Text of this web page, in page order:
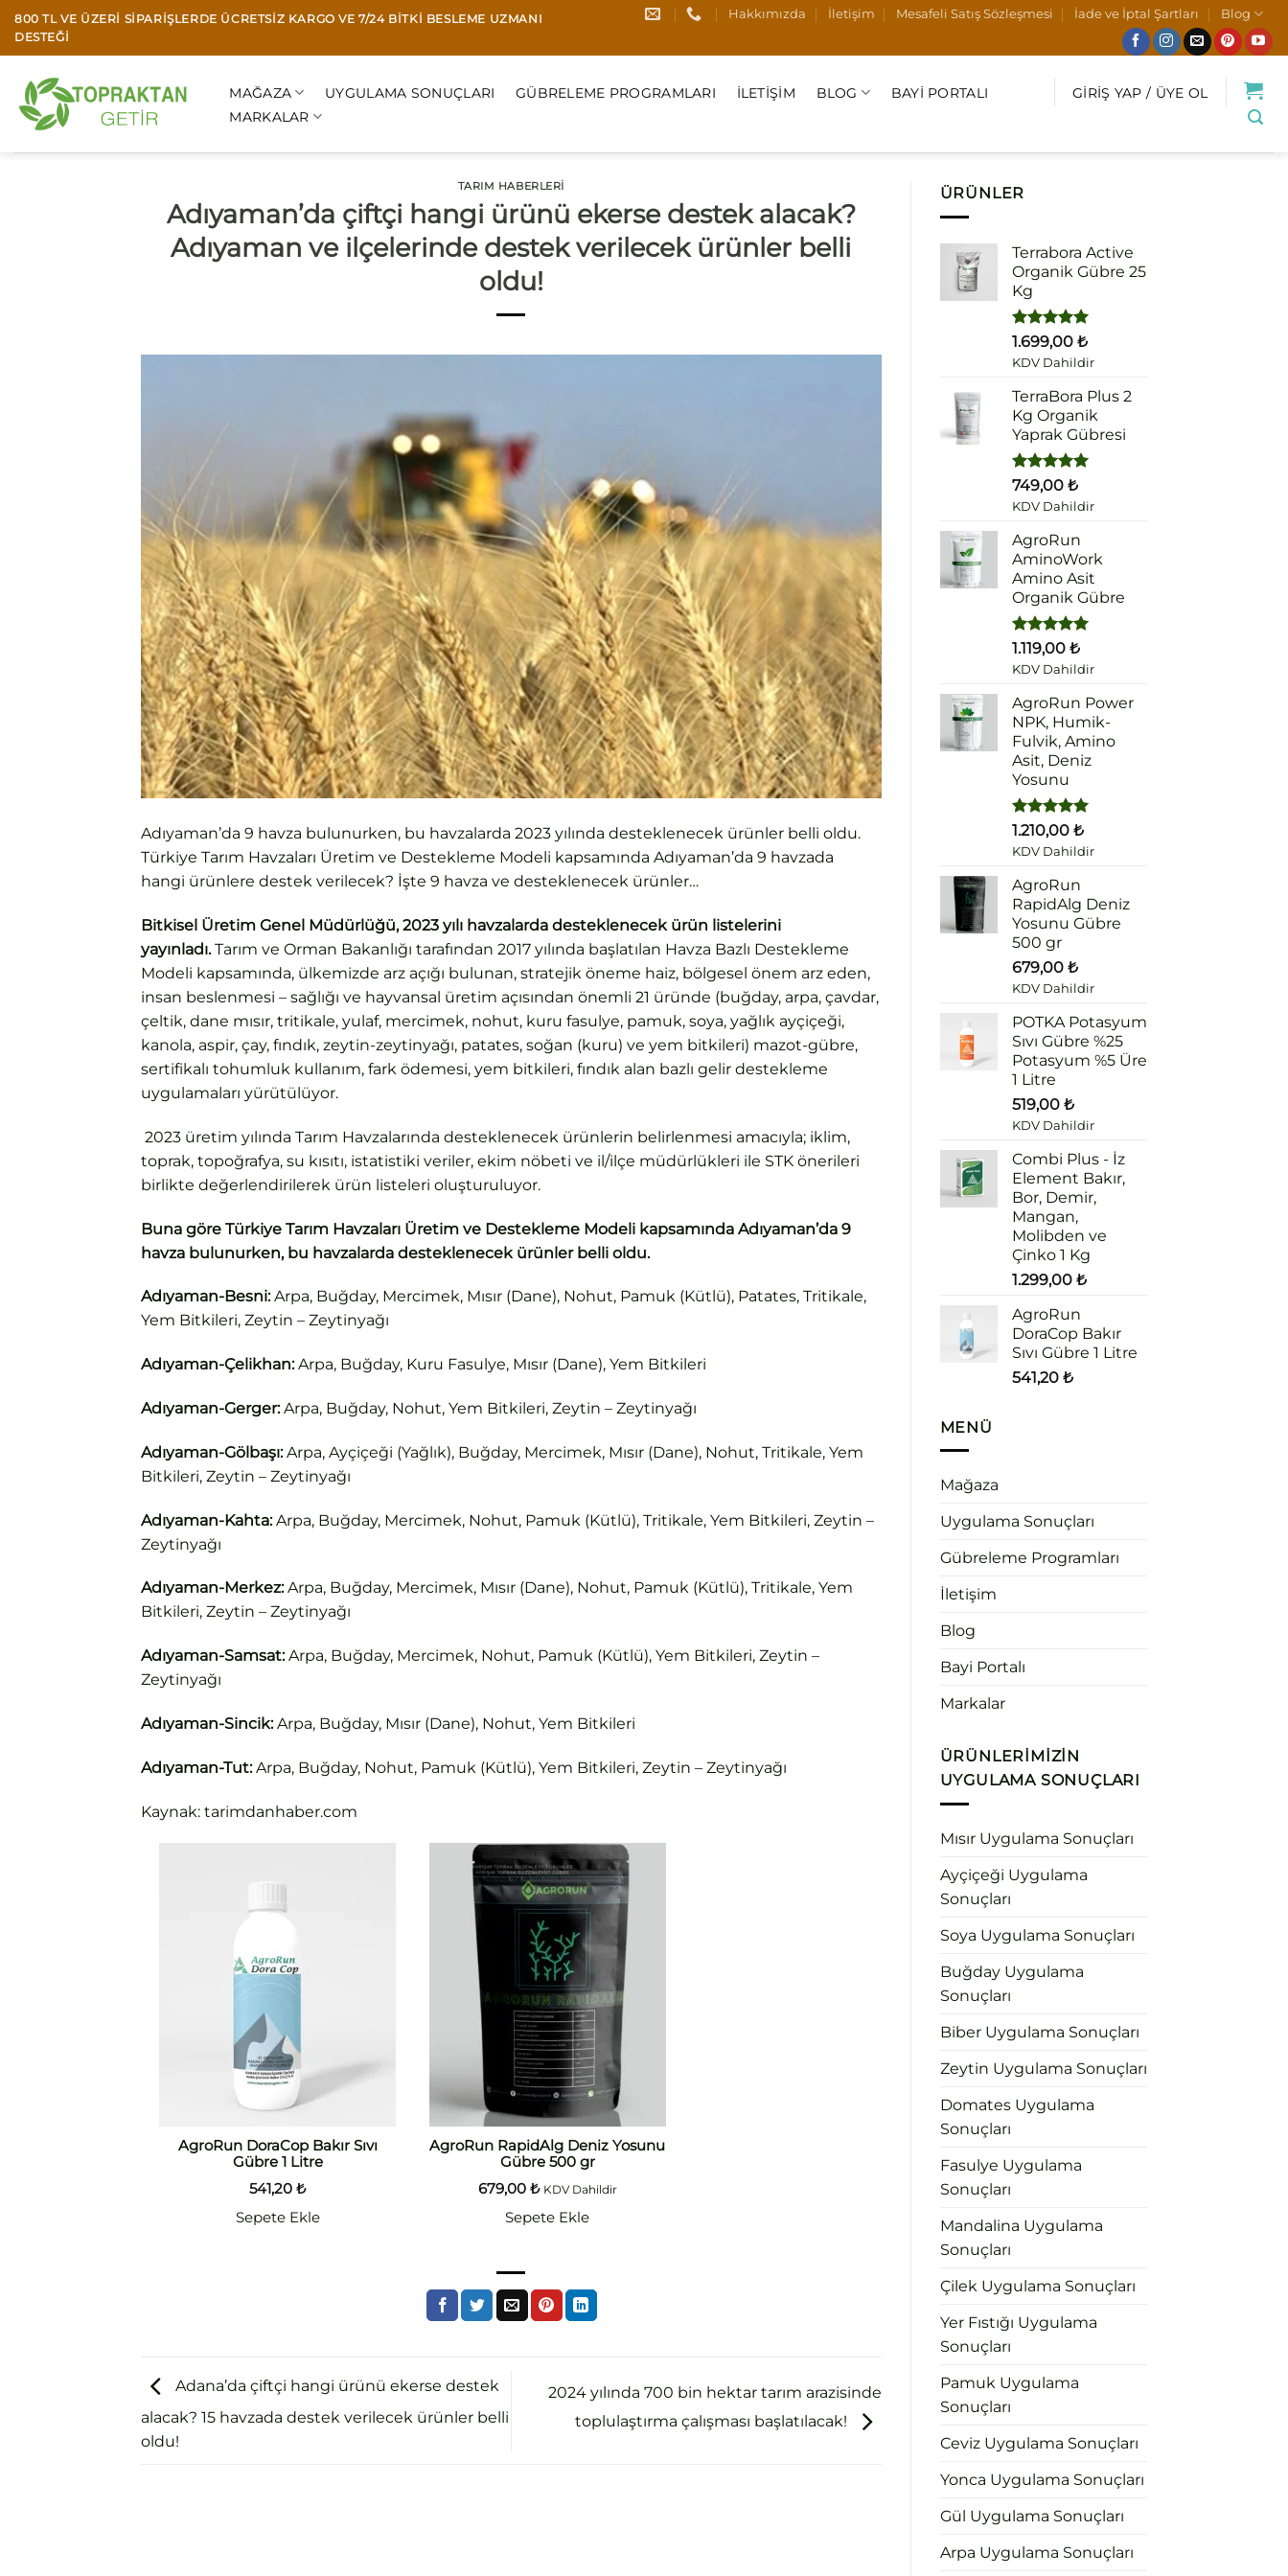
İçeriğe
atla
800 TL VE ÜZERI SIPARIŞLERDE ÜCRETSIZ KARGO VE 7/24 BITKI BESLEME UZMANI
DESTEĞI
Hakkımızda İletişim Mesafeli Satış Sözleşmesi İade ve İptal Şartları Blog
MAĞAZA UYGULAMA SONUÇLARI GÜBRELEME PROGRAMLARI İLETIŞIM BLOG
BAYI PORTALI
MARKALAR
GIRIŞ YAP / ÜYE OL
TARIM HABERLERI
Adıyaman’da çiftçi hangi ürünü ekerse destek alacak?
Adıyaman ve ilçelerinde destek verilecek ürünler belli
oldu!
Adıyaman’da 9 havza bulunurken, bu havzalarda 2023 yılında desteklenecek ürünler belli oldu.
Türkiye Tarım Havzaları Üretim ve Destekleme Modeli kapsamında Adıyaman’da 9 havzada
hangi ürünlere destek verilecek? İşte 9 havza ve desteklenecek ürünler…
Bitkisel Üretim Genel Müdürlüğü, 2023 yılı havzalarda desteklenecek ürün listelerini
yayınladı.Tarım ve Orman Bakanlığı tarafından 2017 yılında başlatılan Havza Bazlı Destekleme
Modeli kapsamında, ülkemizde arz açığı bulunan, stratejik öneme haiz, bölgesel önem arz eden,
insan beslenmesi – sağlığı ve hayvansal üretim açısından önemli 21 üründe (buğday, arpa, çavdar,
çeltik, dane mısır, tritikale, yulaf, mercimek, nohut, kuru fasulye, pamuk, soya, yağlık ayçiçeği,
kanola, aspir, çay, fındık, zeytin-zeytinyağı, patates, soğan (kuru) ve yem bitkileri) mazot-gübre,
sertifikalı tohumluk kullanım, fark ödemesi, yem bitkileri, fındık alan bazlı gelir destekleme
uygulamaları yürütülüyor.
2023 üretim yılında Tarım Havzalarında desteklenecek ürünlerin belirlenmesi amacıyla; iklim,
toprak, topoğrafya, su kısıtı, istatistiki veriler, ekim nöbeti ve il/ilçe müdürlükleri ile STK önerileri
birlikte değerlendirilerek ürün listeleri oluşturuluyor.
Buna göre Türkiye Tarım Havzaları Üretim ve Destekleme Modeli kapsamında Adıyaman’da 9
havza bulunurken, bu havzalarda desteklenecek ürünler belli oldu.
Adıyaman-Besni:Arpa, Buğday, Mercimek, Mısır (Dane), Nohut, Pamuk (Kütlü), Patates, Tritikale,
Yem Bitkileri, Zeytin – Zeytinyağı
Adıyaman-Çelikhan:Arpa, Buğday, Kuru Fasulye, Mısır (Dane), Yem Bitkileri
Adıyaman-Gerger:Arpa, Buğday, Nohut, Yem Bitkileri, Zeytin – Zeytinyağı
Adıyaman-Gölbaşı:Arpa, Ayçiçeği (Yağlık), Buğday, Mercimek, Mısır (Dane), Nohut, Tritikale, Yem
Bitkileri, Zeytin – Zeytinyağı
Adıyaman-Kahta:Arpa, Buğday, Mercimek, Nohut, Pamuk (Kütlü), Tritikale, Yem Bitkileri, Zeytin –
Zeytinyağı
Adıyaman-Merkez:Arpa, Buğday, Mercimek, Mısır (Dane), Nohut, Pamuk (Kütlü), Tritikale, Yem
Bitkileri, Zeytin – Zeytinyağı
Adıyaman-Samsat:Arpa, Buğday, Mercimek, Nohut, Pamuk (Kütlü), Yem Bitkileri, Zeytin –
Zeytinyağı
Adıyaman-Sincik:Arpa, Buğday, Mısır (Dane), Nohut, Yem Bitkileri
Adıyaman-Tut:Arpa, Buğday, Nohut, Pamuk (Kütlü), Yem Bitkileri, Zeytin – Zeytinyağı
Kaynak: tarimdanhaber.com
AgroRun DoraCop Bakır Sıvı
Gübre 1 Litre
541,20₺
Sepete Ekle
AgroRun RapidAlg Deniz Yosunu
Gübre 500 gr
679,00 ₺ KDV Dahildir
Sepete Ekle
Adana’da çiftçi hangi ürünü ekerse destek
alacak? 15 havzada destek verilecek ürünler belli
oldu!
2024 yılında 700 bin hektar tarım arazisinde
toplulaştırma çalışması başlatılacak!
ÜRÜNLER
Terrabora Active
Organik Gübre 25
Kg
5 üzerinden
5.00
oy
aldı
1.699,00 ₺
KDV Dahildir
TerraBora Plus 2
Kg Organik
Yaprak Gübresi
5 üzerinden
5.00
oy
aldı
749,00 ₺
KDV Dahildir
AgroRun
AminoWork
Amino Asit
Organik Gübre
5 üzerinden
5.00
oy
aldı
1.119,00 ₺
KDV Dahildir
AgroRun Power
NPK, Humik-
Fulvik, Amino
Asit, Deniz
Yosunu
5 üzerinden
5.00
oy
aldı
1.210,00 ₺
KDV Dahildir
AgroRun
RapidAlg Deniz
Yosunu Gübre
500 gr
679,00 ₺
KDV Dahildir
POTKA Potasyum
Sıvı Gübre %25
Potasyum %5 Üre
1 Litre
519,00 ₺
KDV Dahildir
Combi Plus - İz
Element Bakır,
Bor, Demir,
Mangan,
Molibden ve
Çinko 1 Kg
1.299,00 ₺
AgroRun
DoraCop Bakır
Sıvı Gübre 1 Litre
541,20 ₺
MENÜ
Mağaza
Uygulama Sonuçları
Gübreleme Programları
İletişim
Blog
Bayi Portalı
Markalar
ÜRÜNLERIMIZIN
UYGULAMA SONUÇLARI
Mısır Uygulama Sonuçları
Ayçiçeği Uygulama
Sonuçları
Soya Uygulama Sonuçları
Buğday Uygulama
Sonuçları
Biber Uygulama Sonuçları
Zeytin Uygulama Sonuçları
Domates Uygulama
Sonuçları
Fasulye Uygulama
Sonuçları
Mandalina Uygulama
Sonuçları
Çilek Uygulama Sonuçları
Yer Fıstığı Uygulama
Sonuçları
Pamuk Uygulama
Sonuçları
Ceviz Uygulama Sonuçları
Yonca Uygulama Sonuçları
Gül Uygulama Sonuçları
Arpa Uygulama Sonuçları